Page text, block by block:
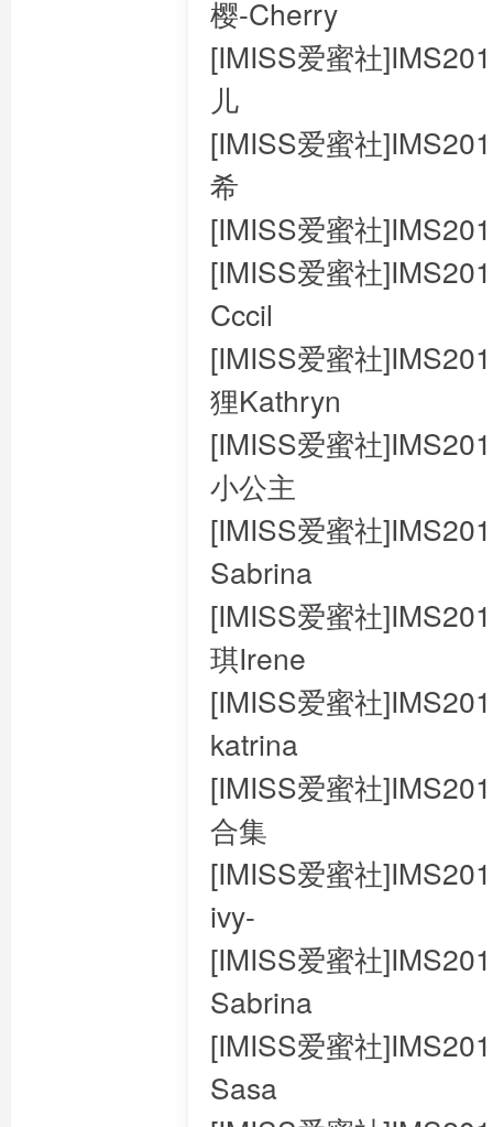
樱-Cherry
[IMISS爱蜜社
儿
[IMISS爱蜜社
希
[IMISS爱蜜社
[IMISS爱蜜社
Cccil
[IMISS爱蜜社
狸Kathryn
[IMISS爱蜜社
小公主
[IMISS爱蜜社
Sabrina
[IMISS爱蜜社
琪Irene
[IMISS爱蜜社
katrina
[IMISS爱蜜社
合集
[IMISS爱蜜社
ivy-
[IMISS爱蜜社
Sabrina
[IMISS爱蜜社
Sasa